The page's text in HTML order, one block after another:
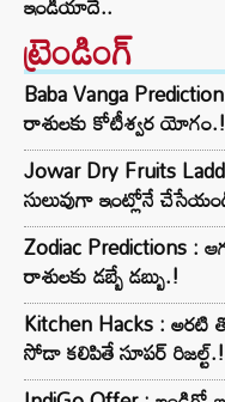
ట్రెండింగ్‌
Baba Vanga
రాశులకు కోటీశ్వర యోగం.!
Jowar Dry Fruits
సులువుగా ఇంట్లోనే
Zodiac Predictions :
రాశులకు డబ్బే డబ్బు.!
Kitchen Hacks :
సోడా కలిపితే సూపర్ రిజల్ట్.!